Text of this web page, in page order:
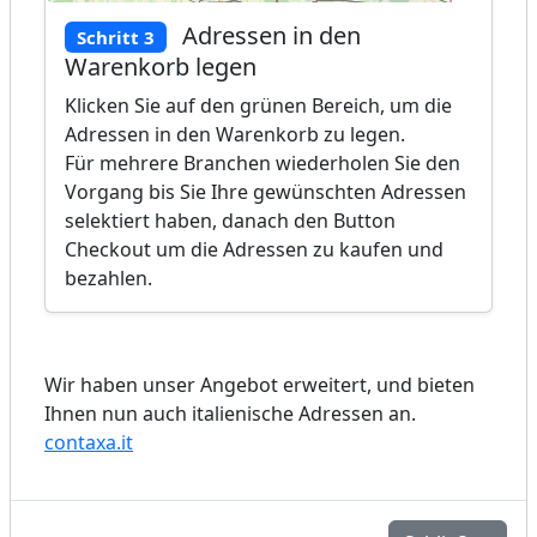
Schritt 3
Adressen in den
Warenkorb legen
Klicken Sie auf den grünen Bereich, um die
Adressen in den Warenkorb zu legen.
Für mehrere Branchen wiederholen Sie den
Vorgang bis Sie Ihre gewünschten Adressen
selektiert haben, danach den Button
Checkout um die Adressen zu kaufen und
bezahlen.
Wir haben unser Angebot erweitert, und bieten
Ihnen nun auch italienische Adressen an.
contaxa.it